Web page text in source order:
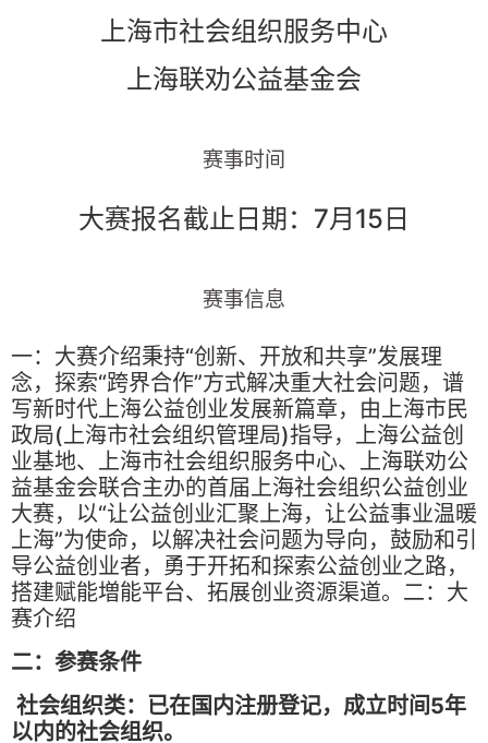
上海市社会组织服务中心
上海联劝公益基金会
赛事时间
大赛报名截止日期：7月15日
赛事信息
一：大赛介绍秉持“创新、开放和共享”发展理
念，探索“跨界合作”方式解决重大社会问题，谱
写新时代上海公益创业发展新篇章，由上海市民
政局(上海市社会组织管理局)指导，上海公益创
业基地、上海市社会组织服务中心、上海联劝公
益基金会联合主办的首届上海社会组织公益创业
大赛，以“让公益创业汇聚上海，让公益事业温暖
上海”为使命，以解决社会问题为导向，鼓励和引
导公益创业者，勇于开拓和探索公益创业之路，
搭建赋能増能平台、拓展创业资源渠道。二：大
赛介绍
二：参赛条件
社会组织类：已在国内注册登记，成立时间5年
以内的社会组织。